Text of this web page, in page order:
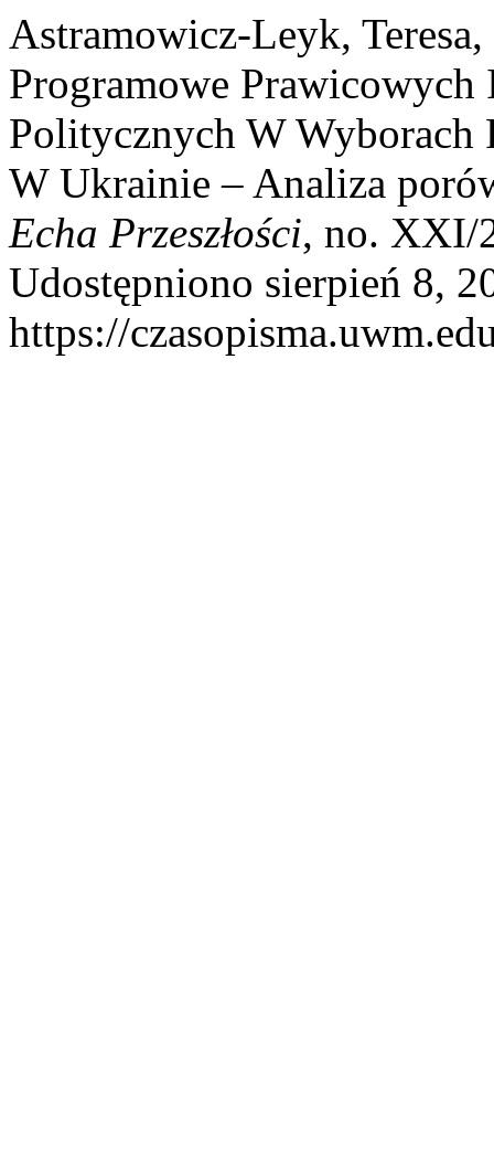
Astramowicz-Leyk,
Programowe
Politycznych W Wyborach
W Ukrainie – Analiza
Echa Przeszłości, no. XXI/
Udostępniono sierpień 8,
https://